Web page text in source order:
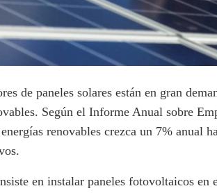
de paneles solares están en gran
Según el Informe Anual sobre
renovables crezca un 7% anual
en instalar paneles fotovoltaicos